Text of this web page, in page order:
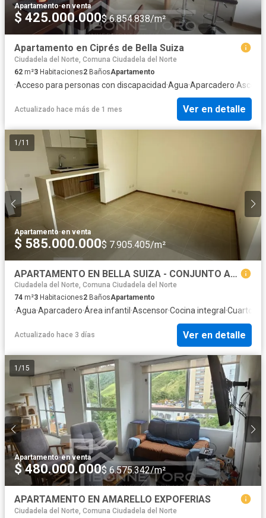
Apartamento·en venta
$ 425.000.000$ 6.854.838/m²
Apartamento en Ciprés de Bella Suiza
Ciudadela del Norte, Comuna Ciudadela del Norte
62 m²3 Habitaciones2 BañosApartamento
·Acceso para personas con discapacidad·Agua·Aparcadero·
Actualizado hace más de 1 mes Ver en detalle
1 /11
Apartamento·en venta
$ 585.000.000$ 7.905.405/m²
APARTAMENTO EN BELLA SUIZA - CONJUNTO ALMENDROS
Ciudadela del Norte, Comuna Ciudadela del Norte
74 m²3 Habitaciones2 BañosApartamento
·Agua·Aparcadero·Área infantil ·Ascensor·Cocina integral ·Cuarto
Actualizado hace 3 días Ver en detalle
1 /15
Apartamento·en venta
$ 480.000.000$ 6.575.342/m²
APARTAMENTO EN AMARELLO EXPOFERIAS
Ciudadela del Norte, Comuna Ciudadela del Norte